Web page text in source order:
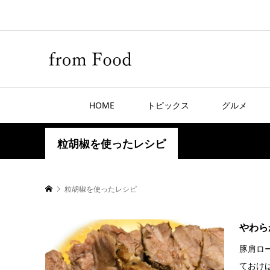
HOME トピックス グルメ
粒胡椒を使ったレシピ
粒胡椒を使ったレシピ
やわ
豚肩ロ
ておけ